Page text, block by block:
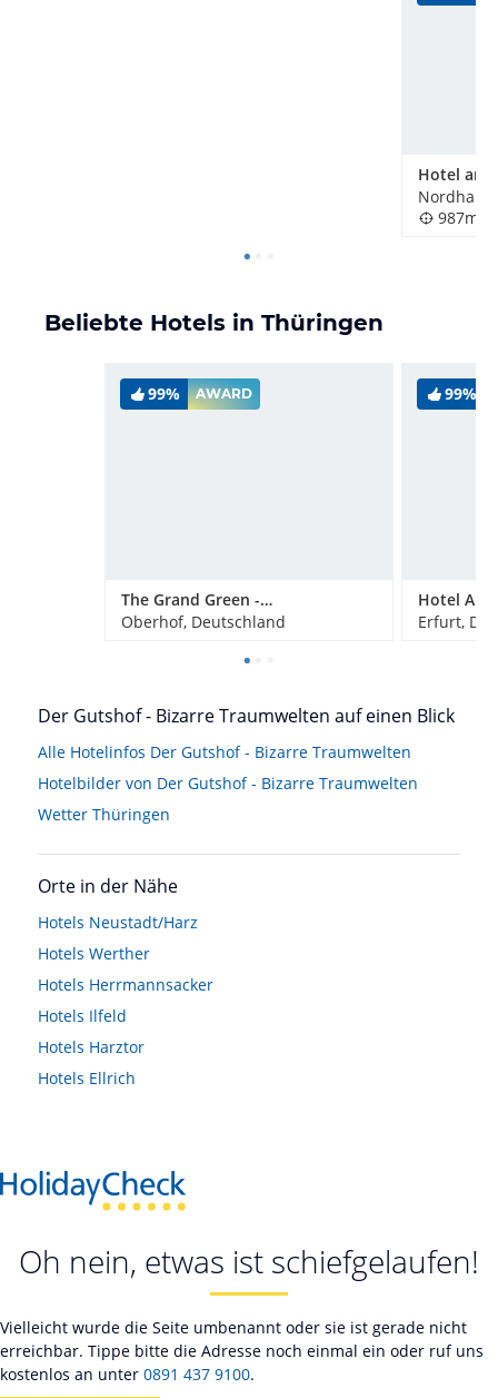
987m
Beliebte Hotels in Thüringen
99% AWARD
The Grand Green - Familux Resort
Oberhof, Deutschland
99%
Hotel Am
Erfurt,
Der Gutshof - Bizarre Traumwelten auf einen Blick
Alle Hotelinfos Der Gutshof - Bizarre Traumwelten
Hotelbilder von Der Gutshof - Bizarre Traumwelten
Wetter Thüringen
Orte in der Nähe
Hotels Neustadt/Harz
Hotels Werther
Hotels Herrmannsacker
Hotels Ilfeld
Hotels Harztor
Hotels Ellrich
Oh nein, etwas ist schiefgelaufen!
Vielleicht wurde die Seite umbenannt oder sie ist gerade nicht
erreichbar. Tippe bitte die Adresse noch einmal ein oder ruf uns
kostenlos an unter 0891 437 9100.